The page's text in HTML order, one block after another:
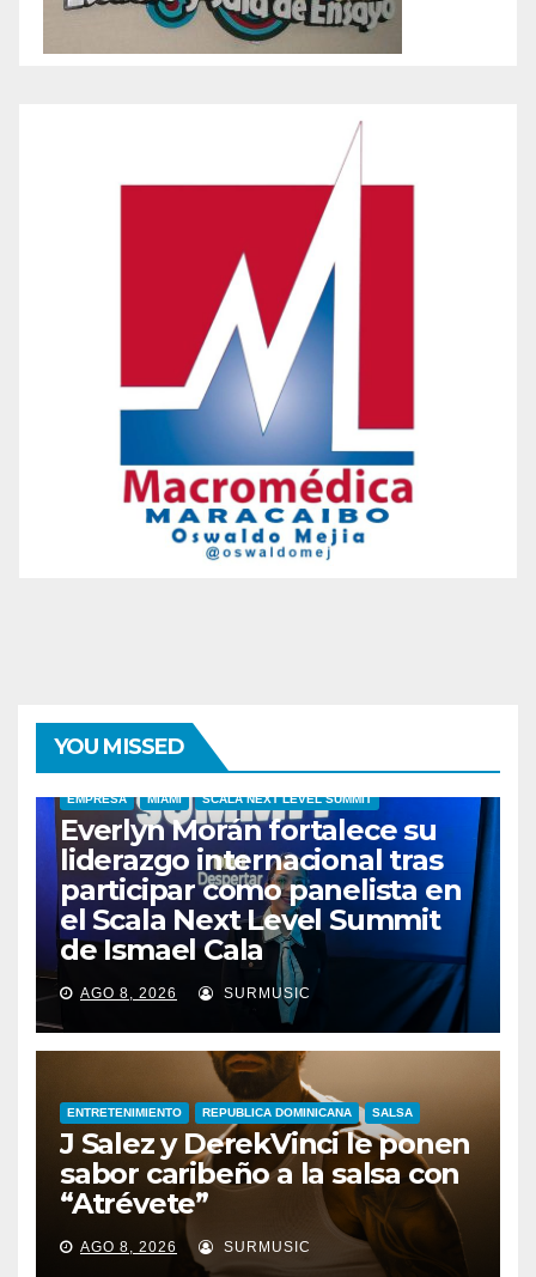
YOU MISSED
EMPRESA MIAMI SCALA NEXT LEVEL SUMMIT
Everlyn Morán fortalece su
liderazgo internacional tras
participar como panelista en
el Scala Next Level Summit
de Ismael Cala
AGO 8, 2026 SURMUSIC
ENTRETENIMIENTO REPUBLICA DOMINICANA SALSA
J Salez y DerekVinci le ponen
sabor caribeño a la salsa con
“Atrévete”
AGO 8, 2026 SURMUSIC
ENTRETENIMIENTO GUARACHA ZULIANA LIVE SESSION